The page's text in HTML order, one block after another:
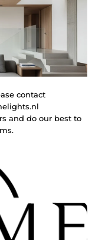
contact
and do our best to